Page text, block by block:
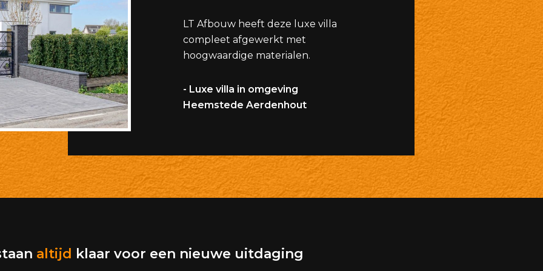
LT Afbouw heeft deze luxe villa
compleet afgewerkt met
hoogwaardige materialen.
- Luxe villa in omgeving
Heemstede Aerdenhout
altijd klaar voor een nieuwe uitdaging